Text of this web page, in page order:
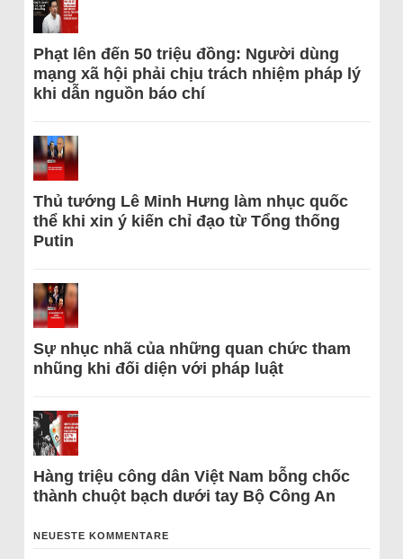
Phạt lên đến 50 triệu đồng: Người dùng
mạng xã hội phải chịu trách nhiệm pháp lý
khi dẫn nguồn báo chí
Thủ tướng Lê Minh Hưng làm nhục quốc
thể khi xin ý kiến chỉ đạo từ Tổng thống
Putin
Sự nhục nhã của những quan chức tham
nhũng khi đối diện với pháp luật
Hàng triệu công dân Việt Nam bỗng chốc
thành chuột bạch dưới tay Bộ Công An
NEUESTE KOMMENTARE